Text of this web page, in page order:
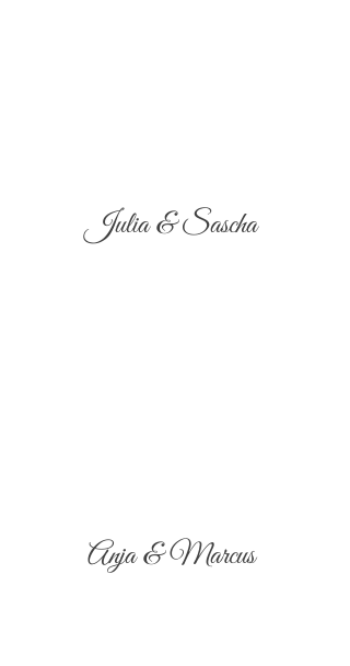
Julia & Sascha
Anja & Marcus